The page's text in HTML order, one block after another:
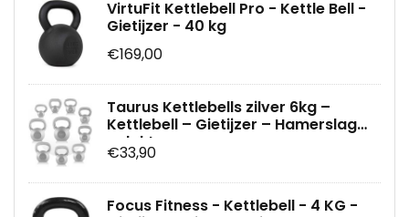
VirtuFit Kettlebell Pro - Kettle Bell -
Gietijzer - 40 kg
€169,00
Taurus Kettlebells zilver 6kg –
Kettlebell – Gietijzer – Hamerslag
gelakt
€33,90
Focus Fitness - Kettlebell - 4 KG -